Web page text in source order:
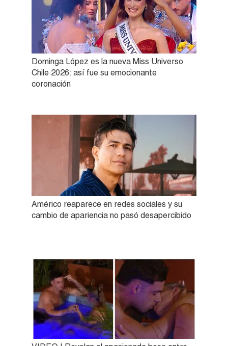
Dominga López es la nueva Miss Universo
Chile 2026: así fue su emocionante
coronación
Américo reaparece en redes sociales y su
cambio de apariencia no pasó desapercibido